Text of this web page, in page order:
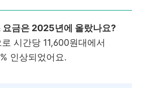
요금은 2025년에 올랐나요?
시간당 11,600원대에서
인상되었어요.